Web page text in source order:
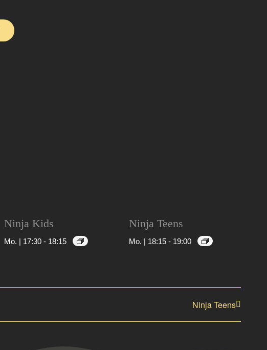
Ninja Kids
Mo. | 17:30 - 18:15
Ninja Teens
Mo. | 18:15 - 19:00
Ninja Teens